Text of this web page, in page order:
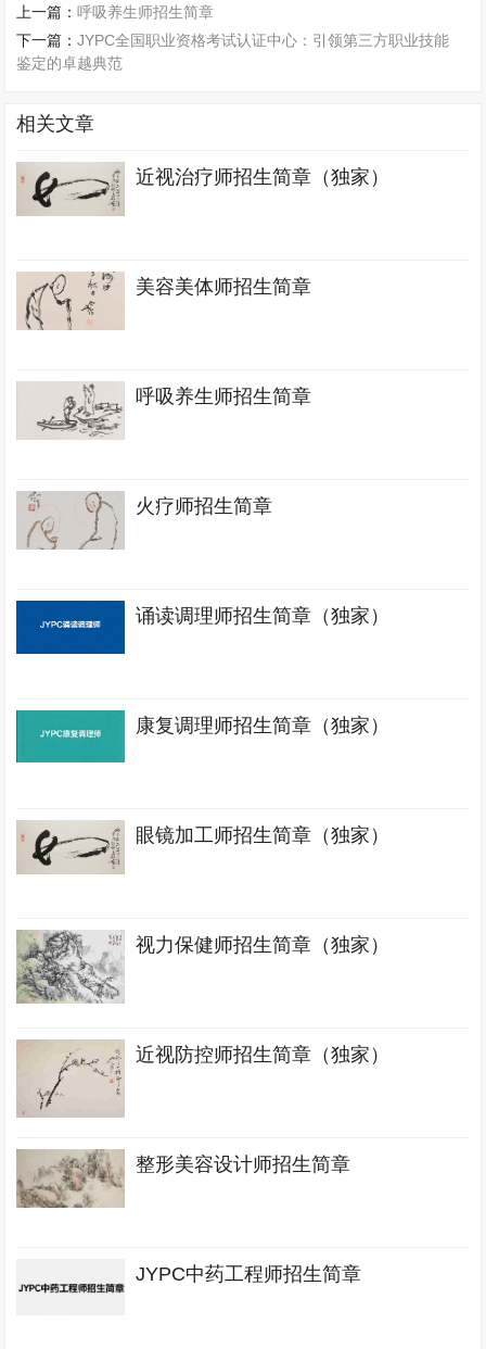
上一篇：呼吸养生师招生简章
下一篇：JYPC全国职业资格考试认证中心：引领第三方职业技能
鉴定的卓越典范
相关文章
近视治疗师招生简章（独家）
美容美体师招生简章
呼吸养生师招生简章
火疗师招生简章
诵读调理师招生简章（独家）
康复调理师招生简章（独家）
眼镜加工师招生简章（独家）
视力保健师招生简章（独家）
近视防控师招生简章（独家）
整形美容设计师招生简章
JYPC中药工程师招生简章